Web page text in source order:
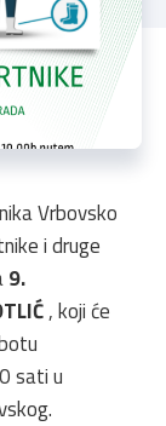
Vrbovsko
i druge
9.
, koji će
sati u